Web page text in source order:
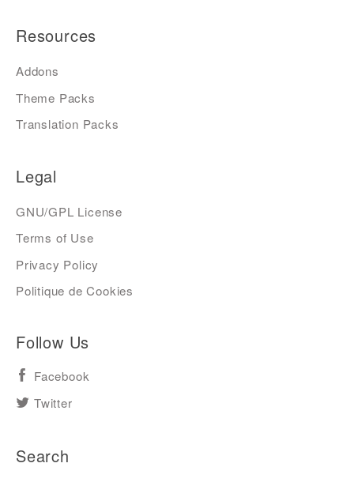
Resources
Addons
Theme Packs
Translation Packs
Legal
GNU/GPL License
Terms of Use
Privacy Policy
Politique de Cookies
Follow Us
Facebook
Twitter
Search